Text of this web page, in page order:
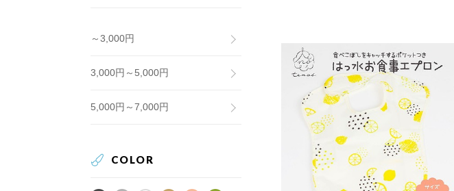
～3,000円
3,000円～5,000円
5,000円～7,000円
COLOR